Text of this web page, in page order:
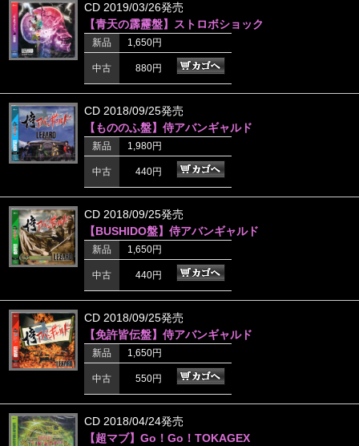
CD 2019/03/26発売
【青天の霹靂盤】ストロボショック
新品 1,650円
中古 880円
CD 2018/09/25発売
【もののふ盤】侍アバンギャルド
新品 1,980円
中古 440円
CD 2018/09/25発売
【BUSHIDO盤】侍アバンギャルド
新品 1,650円
中古 440円
CD 2018/09/25発売
【免許皆伝盤】侍アバンギャルド
新品 1,650円
中古 550円
CD 2018/04/24発売
【超マブ】Go！Go！TOKAGEX